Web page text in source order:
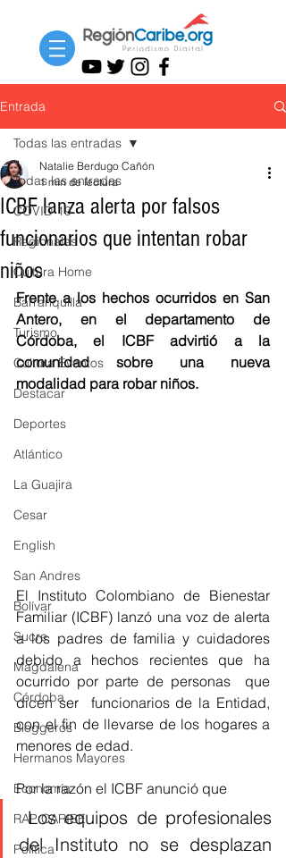
Entrada
Todas las entradas
COVID-19
Regionales
Cultura Home
Barranquilla
Turismo
Cultura Eventos
Destacar
Deportes
Atlántico
La Guajira
Cesar
English
San Andres
Bolívar
Sucre
Magdalena
Córdoba
Bloggeros
Hermanos Mayores
Economía
RAP CARIBE
Política
Todas las entradas
ICBF lanza alerta por falsos
funcionarios que intentan robar
niños
Natalie Berdugo Cañón
1 min de lectura
Frente a los hechos ocurridos en San
Antero, en el departamento de
Córdoba, el ICBF advirtió a la
comunidad sobre una nueva
modalidad para robar niños.
El Instituto Colombiano de Bienestar
Familiar (ICBF) lanzó una voz de alerta
a los padres de familia y cuidadores
debido a hechos recientes que ha
ocurrido por parte de personas  que
dicen ser  funcionarios de la Entidad,
con el fin de llevarse de los hogares a
menores de edad.
Por la razón el ICBF anunció que
Los equipos de profesionales
del Instituto no se desplazan